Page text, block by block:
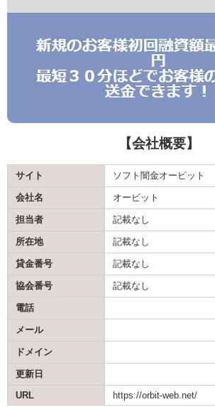
【会社概要】
サイト ソフト闇金オービット
会社名 オービット
担当者 記載なし
所在地 記載なし
貸金番号 記載なし
協会番号 記載なし
電話
メール
ドメイン
更新日
URL
https://orbit-web.net/